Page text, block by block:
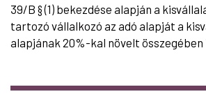
39/B § (1) bekezdése alapján a
tartozó vállalkozó az adó alapját a
alapjának 20%-kal növelt összegében